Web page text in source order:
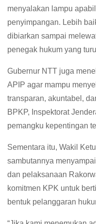
menyalakan lampu
penyimpangan. Lebih
dibiarkan sampai
penegak hukum yang
Gubernur NTT juga
APIP agar mampu
transparan, akuntabel,
BPKP, Inspektorat
pemangku kepentingan
Sementara itu, Wakil
sambutannya
dan pelaksanaan
komitmen KPK untuk
bentuk pelanggaran